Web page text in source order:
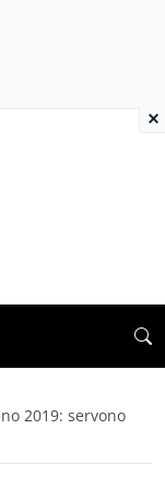
2019: servono
×